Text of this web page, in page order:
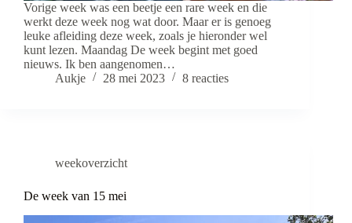
Vorige week was een beetje een rare week en die
werkt deze week nog wat door. Maar er is genoeg
leuke afleiding deze week, zoals je hieronder wel
kunt lezen. Maandag De week begint met goed
nieuws. Ik ben aangenomen…
Aukje
28 mei 2023 8 reacties
weekoverzicht
De week van 15 mei